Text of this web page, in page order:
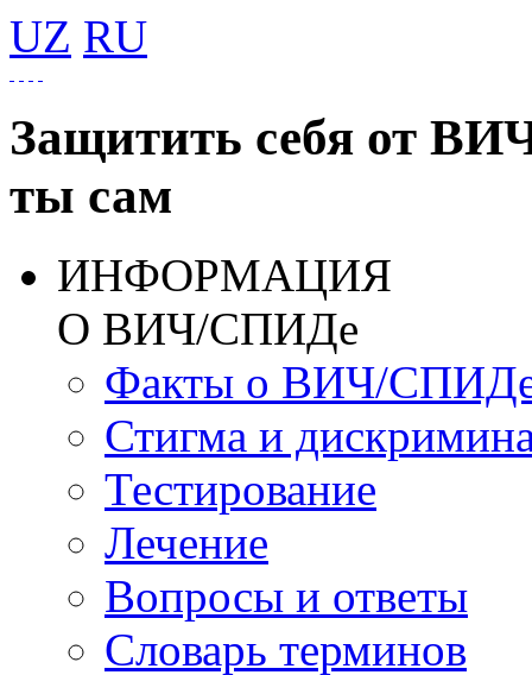
UZ RU
Защитить себя от
ты сам
ИНФОРМАЦИЯ
О ВИЧ/СПИДе
Факты о ВИЧ/
Стигма и
Тестирование
Лечение
Вопросы и ответы
Словарь терминов